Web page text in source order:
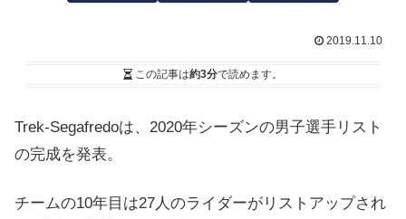
2019.11.10
この記事は約3分で読めます。
Trek-Segafredoは、2020年シーズンの男子選手リスト
の完成を発表。
チームの10年目は27人のライダーがリストアップされ